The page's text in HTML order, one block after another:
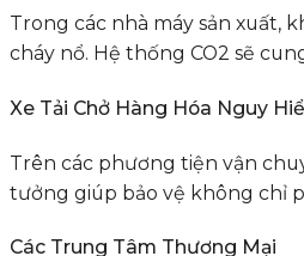
Trong các nhà máy sản xuất,
cháy nổ. Hệ thống CO2 sẽ
Xe Tải Chở Hàng Hóa Nguy
Trên các phương tiện vận
tưởng giúp bảo vệ không chỉ
Các Trung Tâm Thương Mại